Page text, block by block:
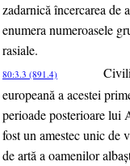
zadarnică încercarea de
enumera numeroasele
rasiale.
80:3.3 (891.4)
europeană a acestei
perioade posterioare lui
fost un amestec unic de
de artă a oamenilor